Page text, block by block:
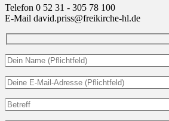
Telefon 0 52 31 - 305 78 100
E-Mail david.priss@freikirche-hl.de
Bitte lasse dieses Feld leer.